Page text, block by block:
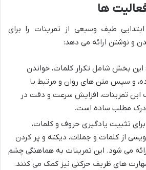
ها
طیف وسیعی از تمرینات را برای
و نوشتن ارائه می دهد:
این بخش شامل تکرار کلمات، خواندن
و سپس متن های روان و مرتبط با
تمرینات، افزایش سرعت و دقت در
مطلب ساده است.
برای تثبیت یادگیری حروف و کلمات،
از کلمات و جملات، دیکته و پر کردن
می شود. این تمرینات به هماهنگی چشم
های ظریف حرکتی نیز کمک می کنند.